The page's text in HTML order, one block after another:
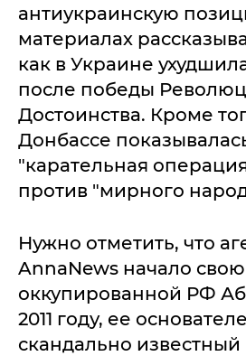
антиукраинскую
материалах
как в Украине
после победы
Достоинства. Кроме
Донбассе
"карательная
против "мирного
Нужно отметить, что
AnnaNews начало
оккупированной РФ
2011 году, ее
скандально